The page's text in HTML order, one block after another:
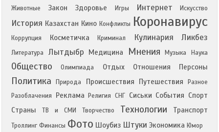
Животные
Закон Здоровье Игры Интернет Искусство
История Казахстан Кино Конфликты Коронавирус
Коррупция Косметичка Криминал Кулинария Ликбез
Литература Лытдыбр Медицина Мнения Музыка Наука
Общество Олимпиада Отдых Отношения Персоны
Политика Природа Происшествия Путешествия
Разное
Разоблачения
Реклама Религия СНГ Сиськи События Спорт
Страны
ТВ и СМИ Творчество Технологии Транспорт
Троллинг Финансы Фото Шоубиз Штуки Экономика Юмор